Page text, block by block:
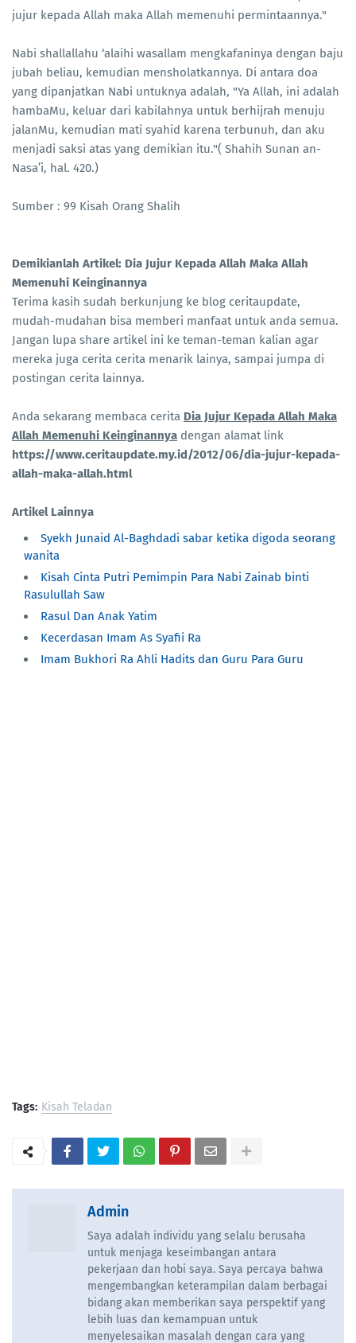
jujur kepada Allah maka Allah memenuhi permintaannya."
Nabi shallallahu ‘alaihi wasallam mengkafaninya dengan baju
jubah beliau, kemudian mensholatkannya. Di antara doa
yang dipanjatkan Nabi untuknya adalah, "Ya Allah, ini adalah
hambaMu, keluar dari kabilahnya untuk berhijrah menuju
jalanMu, kemudian mati syahid karena terbunuh, dan aku
menjadi saksi atas yang demikian itu."( Shahih Sunan an-
Nasa’i, hal. 420.)
Sumber : 99 Kisah Orang Shalih
Demikianlah Artikel: Dia Jujur Kepada Allah Maka Allah
Memenuhi Keinginannya
Terima kasih sudah berkunjung ke blog ceritaupdate,
mudah-mudahan bisa memberi manfaat untuk anda semua.
Jangan lupa share artikel ini ke teman-teman kalian agar
mereka juga cerita cerita menarik lainya, sampai jumpa di
postingan cerita lainnya.
Anda sekarang membaca cerita Dia Jujur Kepada Allah Maka
Allah Memenuhi Keinginannya dengan alamat link
https://www.ceritaupdate.my.id/2012/06/dia-jujur-kepada-
allah-maka-allah.html
Artikel Lainnya
Syekh Junaid Al-Baghdadi sabar ketika digoda seorang
wanita
Kisah Cinta Putri Pemimpin Para Nabi Zainab binti
Rasulullah Saw
Rasul Dan Anak Yatim
Kecerdasan Imam As Syafii Ra
Imam Bukhori Ra Ahli Hadits dan Guru Para Guru
Tags: Kisah Teladan
Admin
Saya adalah individu yang selalu berusaha
untuk menjaga keseimbangan antara
pekerjaan dan hobi saya. Saya percaya bahwa
mengembangkan keterampilan dalam berbagai
bidang akan memberikan saya perspektif yang
lebih luas dan kemampuan untuk
menyelesaikan masalah dengan cara yang